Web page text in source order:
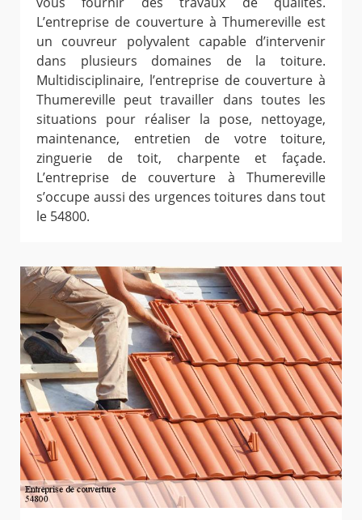
L’entreprise de couverture à Thumereville est
un couvreur polyvalent capable d’intervenir
dans plusieurs domaines de la toiture.
Multidisciplinaire, l’entreprise de couverture à
Thumereville peut travailler dans toutes les
situations pour réaliser la pose, nettoyage,
maintenance, entretien de votre toiture,
zinguerie de toit, charpente et façade.
L’entreprise de couverture à Thumereville
s’occupe aussi des urgences toitures dans tout
le 54800.